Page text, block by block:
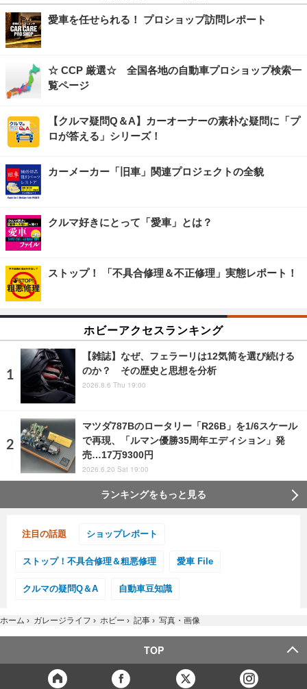
愛車を任せられる！ プロショップ訪問レポート
☆ CCP 厳選☆ 全国各地の自動車プロショップ検索一
覧ページ
【クルマ疑問Q＆A】カーオーナーの素朴な疑問に「プ
ロが答える」シリーズ！
カーメーカー「旧車」関連プロジェクトの全貌
クルマ好きにとって「愛車」とは？
ストップ！ 「不具合修理＆不正修理」実態レポート！
ホビーアクセスランキング
【雑誌】なぜ、フェラーリは12気筒を選び続ける
のか？ その歴史と思想を分析
2026.8.6 Thu 19:00
マツダ787Bのロータリー「R26B」を1/6スケール
で再現、「ルマン優勝35周年エディション」発
売…17万9300円
2026.6.20 Sat 19:00
ランキングをもっと見る
注目の話題 ショップレポート
ストップ！不具合修理＆粗悪修理 愛車 File
クルマの疑問Q＆A 自動車豆知識
ホーム › ガレージライフ › ホビー › 記事 › 写真・画像
TOP